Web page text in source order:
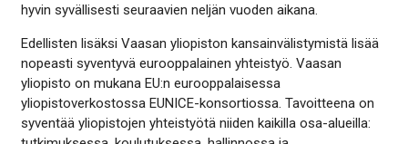
hyvin syvällisesti seuraavien neljän vuoden aikana.
Edellisten lisäksi Vaasan yliopiston kansainvälistymistä lisää
nopeasti syventyvä eurooppalainen yhteistyö. Vaasan
yliopisto on mukana EU:n eurooppalaisessa
yliopistoverkostossa EUNICE-konsortiossa. Tavoitteena on
syventää yliopistojen yhteistyötä niiden kaikilla osa-alueilla: